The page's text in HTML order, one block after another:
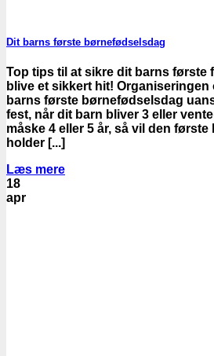
Dit barns første børnefødselsdag
Top tips til at sikre dit barns første
blive et sikkert hit!
barns første børnefødselsdag
fest, når dit barn bliver 3 eller
måske 4 eller 5 år, så vil den
holder [...]
Læs mere
18
apr